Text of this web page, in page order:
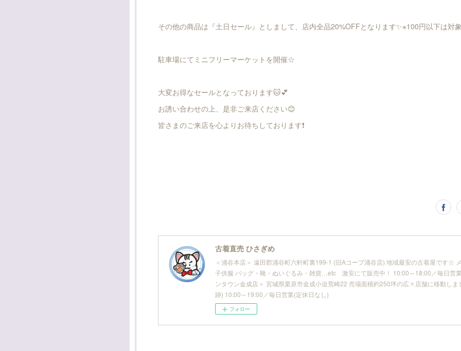
その他の商品は『土日セール』としまして、店内全品20%OFFとなります✨※100円以下は対
駐車場にてミニフリーマーケットを開催☆
大変お得なセールとなっております🐱💕
お誘い合わせの上、是非ご来店ください😊
皆さまのご来店を心よりお待ちしております❗
古着直売 ひさぎめ
＜涌谷本店＞ 遠田郡涌谷町六軒町裏199-1 (旧Aコープ涌谷店) 地域最安の古着屋です☆
子供服 バッグ・靴・ぬいぐるみ・雑貨…etc 激安にて販売中！ 10:00～18:00／毎日営
ンタウン金成店＞ 宮城県栗原市金成小迫荒崎22 売場面積約250坪の広々店舗に移動し
跡) 10:00～19:00／毎日営業(定休日なし)
フォロー